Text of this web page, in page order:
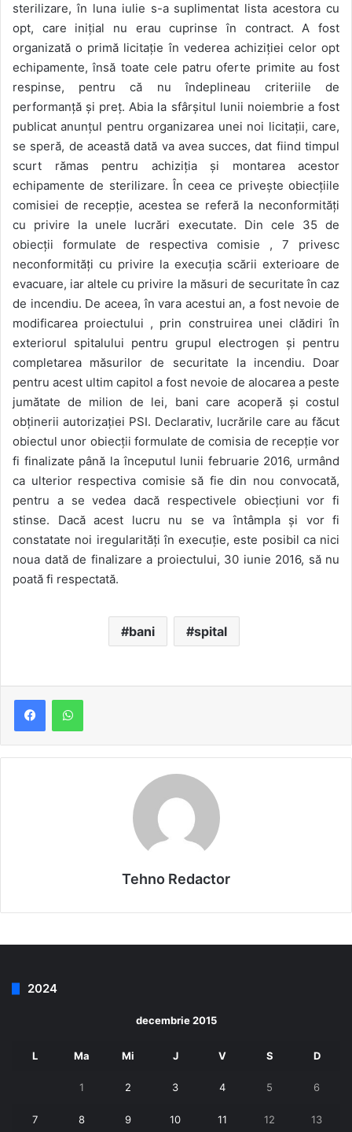
sterilizare, în luna iulie s-a suplimentat lista acestora cu
opt, care inițial nu erau cuprinse în contract. A fost
organizată o primă licitație în vederea achiziției celor opt
echipamente, însă toate cele patru oferte primite au fost
respinse, pentru că nu îndeplineau criteriile de
performanță și preț. Abia la sfârșitul lunii noiembrie a fost
publicat anunțul pentru organizarea unei noi licitații, care,
se speră, de această dată va avea succes, dat fiind timpul
scurt rămas pentru achiziția și montarea acestor
echipamente de sterilizare. În ceea ce privește obiecțiile
comisiei de recepție, acestea se referă la neconformități
cu privire la unele lucrări executate. Din cele 35 de
obiecții formulate de respectiva comisie , 7 privesc
neconformități cu privire la execuția scării exterioare de
evacuare, iar altele cu privire la măsuri de securitate în caz
de incendiu. De aceea, în vara acestui an, a fost nevoie de
modificarea proiectului , prin construirea unei clădiri în
exteriorul spitalului pentru grupul electrogen și pentru
completarea măsurilor de securitate la incendiu. Doar
pentru acest ultim capitol a fost nevoie de alocarea a peste
jumătate de milion de lei, bani care acoperă și costul
obținerii autorizației PSI. Declarativ, lucrările care au făcut
obiectul unor obiecții formulate de comisia de recepție vor
fi finalizate până la începutul lunii februarie 2016, urmând
ca ulterior respectiva comisie să fie din nou convocată,
pentru a se vedea dacă respectivele obiecțiuni vor fi
stinse. Dacă acest lucru nu se va întâmpla și vor fi
constatate noi iregularități în execuție, este posibil ca nici
noua dată de finalizare a proiectului, 30 iunie 2016, să nu
poată fi respectată.
bani spital
Tehno Redactor
2024
decembrie 2015
L Ma Mi J V S D
1 2 3 4 5 6
7 8 9 10 11 12 13